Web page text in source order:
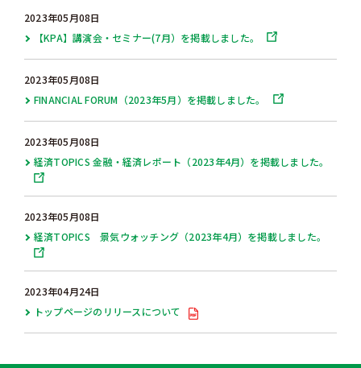
2023年05月08日
【KPA】講演会・セミナー(7月）を掲載しました。
2023年05月08日
FINANCIAL FORUM（2023年5月）を掲載しました。
2023年05月08日
経済TOPICS 金融・経済レポート（2023年4月）を掲載しました。
2023年05月08日
経済TOPICS 景気ウォッチング（2023年4月）を掲載しました。
2023年04月24日
トップページのリリースについて